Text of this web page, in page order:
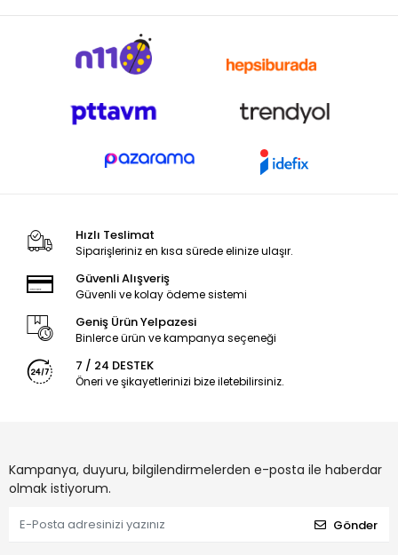
Hızlı Teslimat
Siparişleriniz en kısa sürede elinize ulaşır.
Güvenli Alışveriş
Güvenli ve kolay ödeme sistemi
Geniş Ürün Yelpazesi
Binlerce ürün ve kampanya seçeneği
7 / 24 DESTEK
Öneri ve şikayetlerinizi bize iletebilirsiniz.
Kampanya, duyuru, bilgilendirmelerden e-posta ile haberdar
olmak istiyorum.
Gönder